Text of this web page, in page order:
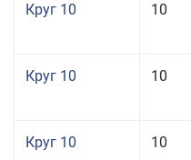
Круг 10 10
Круг 10 10
Круг 10 10